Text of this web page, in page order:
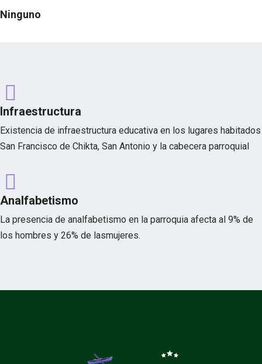
Ninguno
Infraestructura
Existencia de infraestructura educativa en los lugares habitados
San Francisco de Chikta, San Antonio y la cabecera parroquial
Analfabetismo
La presencia de analfabetismo en la parroquia afecta al 9% de
los hombres y 26% de lasmujeres.